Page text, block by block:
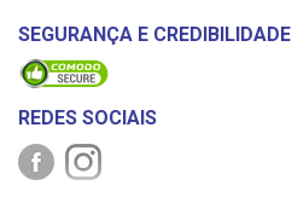
SEGURANÇA E CREDIBILIDADE
REDES SOCIAIS